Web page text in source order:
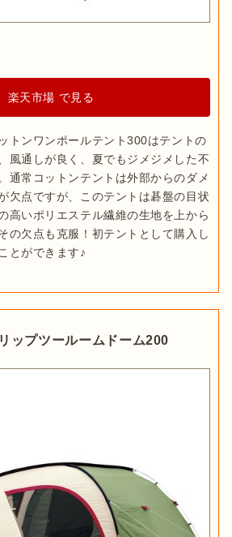
楽天市場 で見る
トンワンポールテント300はテントの
風通しが良く、夏でもジメジメした不
通常コットンテントは外部からのダメ
欠点ですが、このテントは碁盤の目状
高いポリエステル繊維の生地を上から
の欠点も克服！初テントとして購入し
とができます♪
ップツールームドーム200